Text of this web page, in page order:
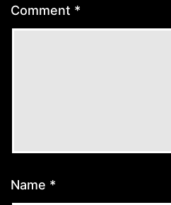
Comment *
Name *